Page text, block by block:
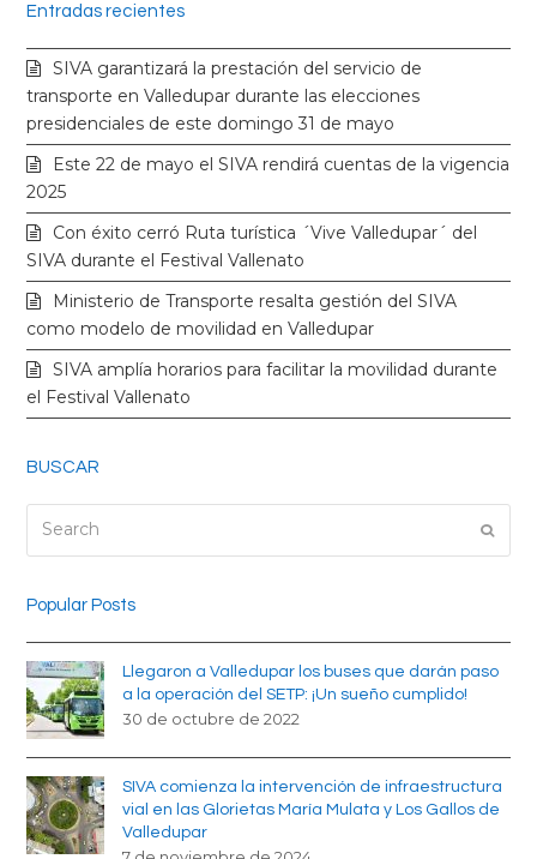
i
t
t
e
r
c
e
b
o
o
k
s
t
a
g
r
a
u
t
u
b
e
Entradas recientes
SIVA garantizará la prestación del servicio de
transporte en Valledupar durante las elecciones
presidenciales de este domingo 31 de mayo
Este 22 de mayo el SIVA rendirá cuentas de la vigencia
2025
Con éxito cerró Ruta turística ´Vive Valledupar´ del
SIVA durante el Festival Vallenato
Ministerio de Transporte resalta gestión del SIVA
como modelo de movilidad en Valledupar
SIVA amplía horarios para facilitar la movilidad durante
el Festival Vallenato
BUSCAR
Popular Posts
Llegaron a Valledupar los buses que darán paso
a la operación del SETP: ¡Un sueño cumplido!
30 de octubre de 2022
SIVA comienza la intervención de infraestructura
vial en las Glorietas María Mulata y Los Gallos de
Valledupar